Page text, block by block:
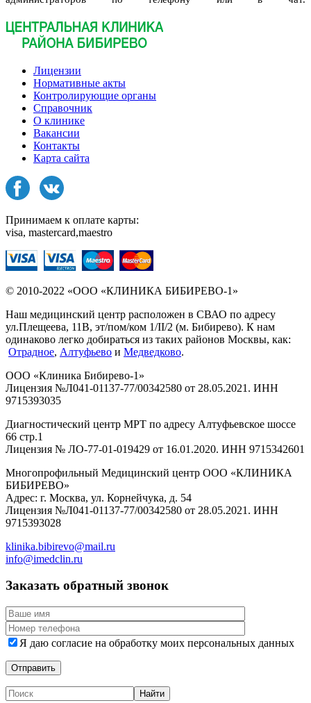
Лицензии
Нормативные акты
Контролирующие органы
Справочник
О клинике
Вакансии
Контакты
Карта сайта
Принимаем к оплате карты:
visa, mastercard,maestro
© 2010-2022 «ООО «КЛИНИКА БИБИРЕВО-1»
Наш медицинский центр расположен в СВАО по адресу
ул.Плещеева, 11В, эт/пом/ком 1/II/2 (м. Бибирево). К нам
одинаково легко добираться из таких районов Москвы, как:
Отрадное, Алтуфьево и Медведково.
ООО «Клиника Бибирево-1»
Лицензия №Л041-01137-77/00342580 от 28.05.2021. ИНН
9715393035
Диагностический центр МРТ по адресу Алтуфьевское шоссе
66 стр.1
Лицензия № ЛО-77-01-019429 от 16.01.2020. ИНН 9715342601
Многопрофильный Медицинский центр ООО «КЛИНИКА
БИБИРЕВО»
Адрес: г. Москва, ул. Корнейчука, д. 54
Лицензия №Л041-01137-77/00342580 от 28.05.2021. ИНН
9715393028
klinika.bibirevo@mail.ru
info@imedclin.ru
Заказать обратный звонок
Я даю согласие на обработку моих персональных данных